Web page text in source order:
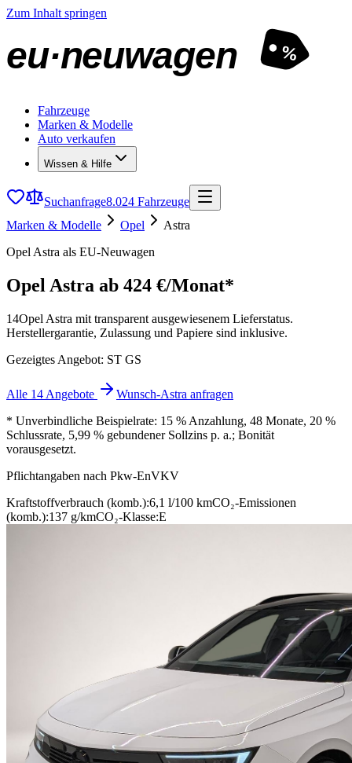
Zum Inhalt springen
eu·neuwagen %
Fahrzeuge
Marken & Modelle
Auto verkaufen
Wissen & Hilfe
Suchanfrage8.024 Fahrzeuge
Marken & Modelle
Opel
Astra
Opel Astra als EU-Neuwagen
Opel Astra ab 424 €/Monat*
14Opel Astra mit transparent ausgewiesenem Lieferstatus.
Herstellergarantie, Zulassung und Papiere sind inklusive.
Gezeigtes Angebot: ST GS
Alle 14 Angebote
Wunsch-Astra anfragen
* Unverbindliche Beispielrate: 15 % Anzahlung, 48 Monate, 20 %
Schlussrate, 5,99 % gebundener Sollzins p. a.; Bonität
vorausgesetzt.
Pflichtangaben nach Pkw-EnVKV
Kraftstoffverbrauch (komb.):6,1 l/100 kmCO₂-Emissionen
(komb.):137 g/kmCO₂-Klasse:E